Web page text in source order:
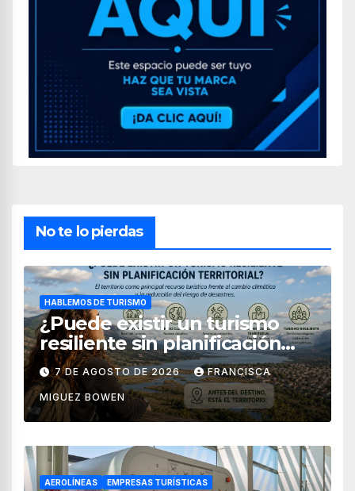
No te lo pierdas
HABLEMOS DE TURISMO
¿Puede existir un turismo
resiliente sin planificación
territorial?
7 DE AGOSTO DE 2026 FRANCISCA
MIGUEZ BOWEN
AEROLÍNEAS EMPRESAS TURÍSTICAS